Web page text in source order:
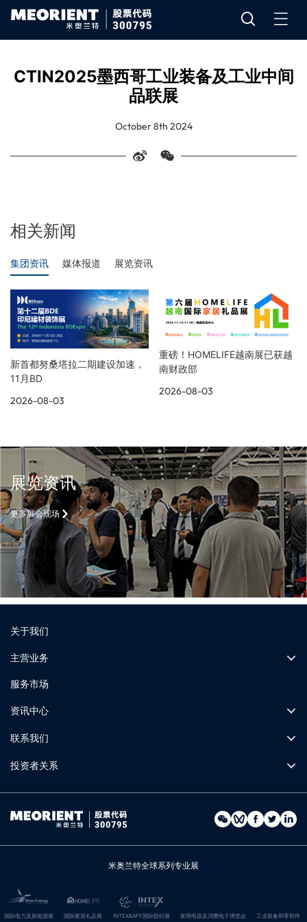
CTIN2025墨西哥工业装备及工业中间
品联展
October 8th 2024
相关新闻
集团资讯 媒体报道 展览资讯
新首都努桑塔拉二期建设加速，
11月BD
2026-08-03
重磅！HOMELIFE越南展已获越
南财政部
2026-08-03
展览资讯
更多展会现场
关于我们
主营业务
服务市场
资讯中心
联系我们
投资者关系
米奥兰特全球系列专业展
国际电力及新能源展 国际家居礼品展 INTEX&AFF国际纺织展 家用电器及消费电子博览会 工业装备和零部件